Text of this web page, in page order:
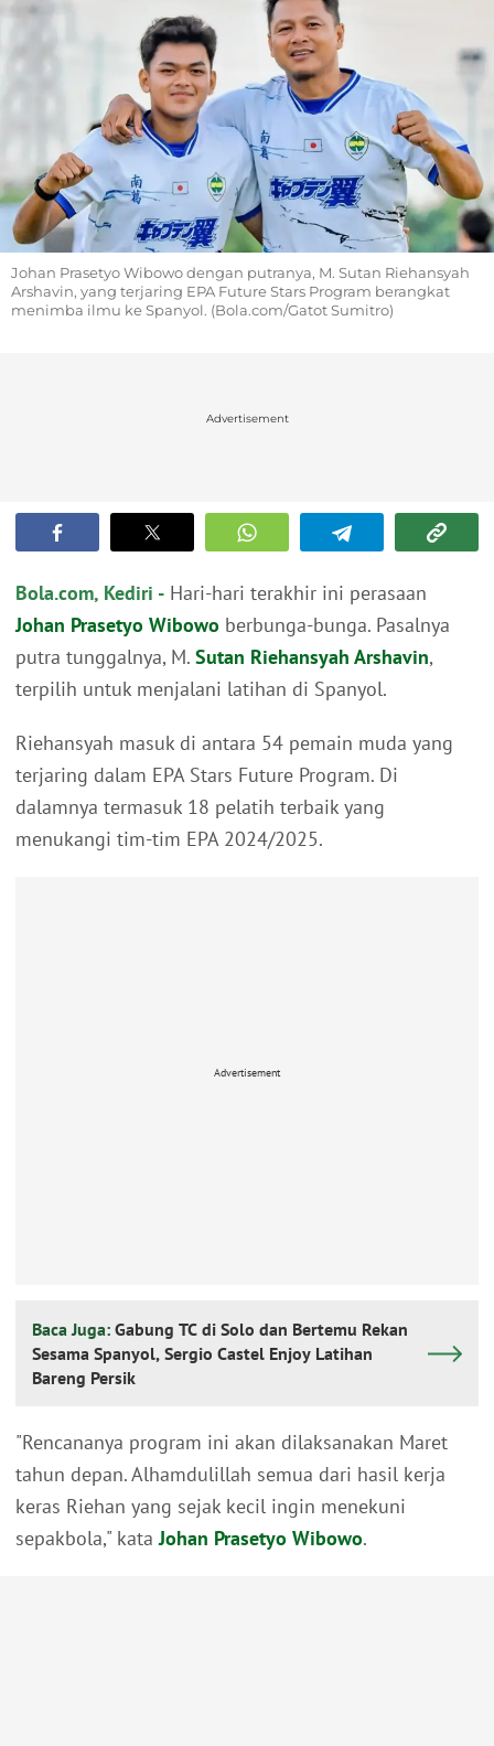
Johan Prasetyo Wibowo dengan putranya, M. Sutan Riehansyah
Arshavin, yang terjaring EPA Future Stars Program berangkat
menimba ilmu ke Spanyol. (Bola.com/Gatot Sumitro)
Advertisement
Bola.com, Kediri - Hari-hari terakhir ini perasaan
Johan Prasetyo Wibowo berbunga-bunga. Pasalnya
putra tunggalnya, M. Sutan Riehansyah Arshavin,
terpilih untuk menjalani latihan di Spanyol.
Riehansyah masuk di antara 54 pemain muda yang
terjaring dalam EPA Stars Future Program. Di
dalamnya termasuk 18 pelatih terbaik yang
menukangi tim-tim EPA 2024/2025.
Advertisement
Baca Juga: Gabung TC di Solo dan Bertemu Rekan
Sesama Spanyol, Sergio Castel Enjoy Latihan
Bareng Persik
"Rencananya program ini akan dilaksanakan Maret
tahun depan. Alhamdulillah semua dari hasil kerja
keras Riehan yang sejak kecil ingin menekuni
sepakbola," kataJohan Prasetyo Wibowo.